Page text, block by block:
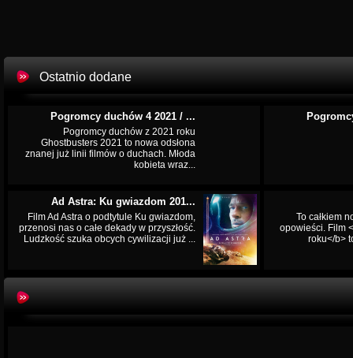
Ostatnio dodane
Pogromcy duchów 4 2021 / ...
Pogromcy duchów z 2021 roku
Ghostbusters 2021 to nowa odsłona
znanej już linii filmów o duchach. Młoda
kobieta wraz...
Ad Astra: Ku gwiazdom 201...
Film Ad Astra o podtytule Ku gwiazdom,
przenosi nas o całe dekady w przyszłość.
Ludzkość szuka obcych cywilizacji już ...
To całkiem
opowieści. Film
roku</b>